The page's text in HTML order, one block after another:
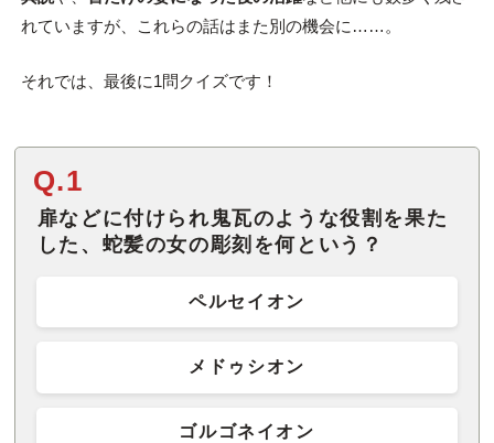
れていますが、これらの話はまた別の機会に……。
それでは、最後に1問クイズです！
Q.1
扉などに付けられ鬼瓦のような役割を果た
した、蛇髪の女の彫刻を何という？
ペルセイオン
メドゥシオン
ゴルゴネイオン